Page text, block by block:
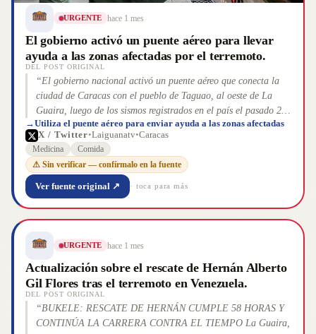
URGENTE hace 1 mes
El gobierno activó un puente aéreo para llevar
ayuda a las zonas afectadas por el terremoto.
DEL POST ORIGINAL
“El gobierno nacional activó un puente aéreo que conecta la
ciudad de Caracas con el pueblo de Taguao, al oeste de La
Guaira, luego de los sismos registrados en el país el pasado 24
de junio. Este puente parte específicamente desde un centro de
acopio ubicado en la Base Aérea Generalísimo Francisco de
Miranda, en La Carlota. Gracias al mismo se transportan
alimentos, medicinas y artículos de primera necesidad a los
habitantes de las zonas afectadas. En este operativo participan
funcionarios de la Fuerza Armada Nacional Bolivariana
→Utiliza el puente aéreo para enviar ayuda a las zonas afectadas
X / Twitter•Laiguanatv•Caracas
Medicina
Comida
⚠ Sin verificar — confírmalo en la fuente
Ver fuente original ↗ · toca para más
URGENTE hace 1 mes
Actualización sobre el rescate de Hernán Alberto
Gil Flores tras el terremoto en Venezuela.
DEL POST ORIGINAL
“BUKELE: RESCATE DE HERNÁN CUMPLE 58 HORAS Y
CONTINÚA LA CARRERA CONTRA EL TIEMPO La Guaira,